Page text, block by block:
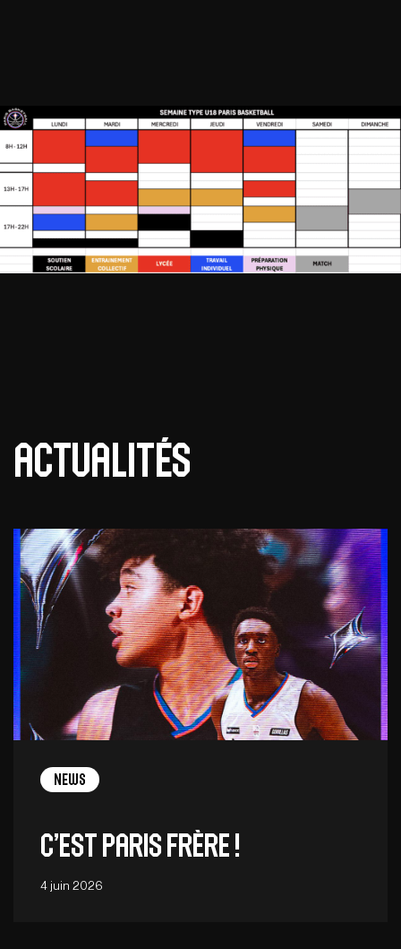
Actualités
News
C’est Paris frère !
4 juin 2026